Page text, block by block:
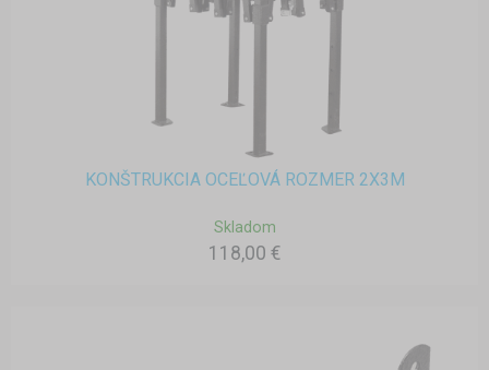
KONŠTRUKCIA OCEĽOVÁ ROZMER 2X3M
Skladom
118,00 €